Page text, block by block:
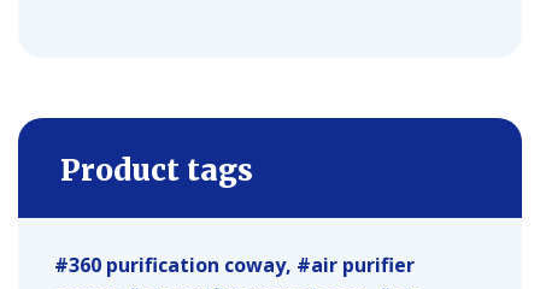
Product tags
360 purification coway
air purifier